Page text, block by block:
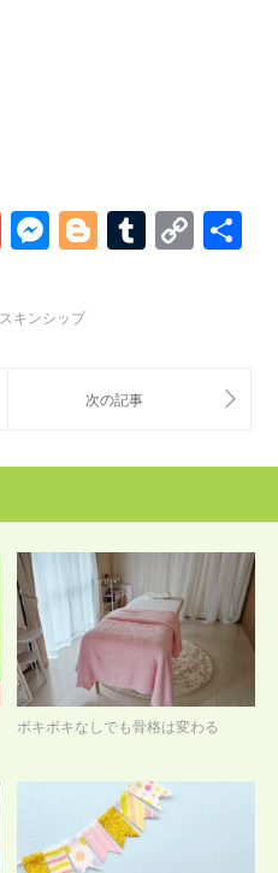
GmailMessenger
Blogger
Tumblr
スキンシップ
ボキボキなしでも骨格は変わる